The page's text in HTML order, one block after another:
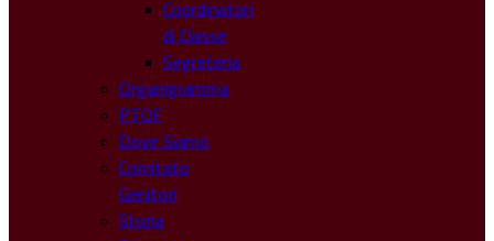
Coordinatori
di Classe
Segreteria
Organigramma
PTOF
Dove Siamo
Comitato
Genitori
Storia